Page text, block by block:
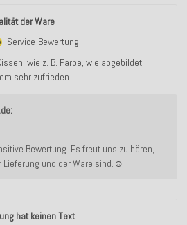
der Ware
Service-Bewertung
wie z. B. Farbe, wie abgebildet.
sehr zufrieden
Bewertung. Es freut uns zu hören,
und der Ware sind.☺️
hat keinen Text